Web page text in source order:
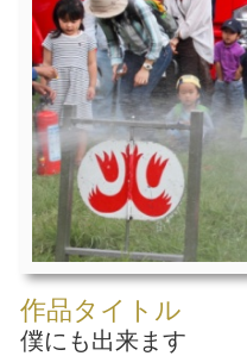
作品タイトル
僕にも出来ます